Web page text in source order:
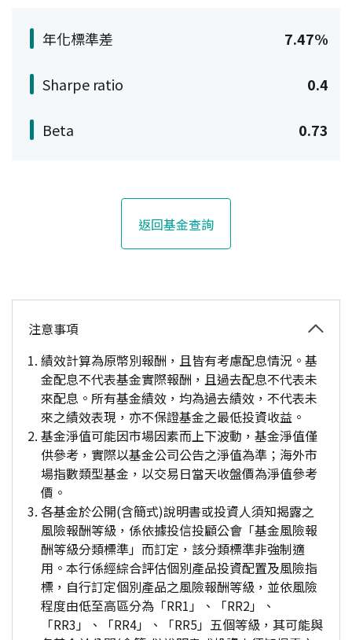
年化標準差 7.47%
Sharpe ratio 0.4
Beta 0.73
返回基金查詢
注意事項
績效計算為原幣別報酬，且皆有考慮配息情況。基
金配息不代表基金實際報酬，且過去配息不代表未
來配息。所有基金績效，均為過去績效，不代表未
來之績效表現，亦不保證基金之最低投資收益。
基金淨值可能因市場因素而上下波動，基金淨值僅
供參考，實際以基金公司公告之淨值為準；海外市
場指數類型基金，以交易日當天收盤價為淨值參考
價。
各基金於公開(含簡式)說明書或投資人須知揭露之
風險報酬等級，係依據投信投顧公會「基金風險報
酬等級分類標準」而訂定，該分類標準非強制適
用。本行係經綜合評估個別產品投資配置及風險指
標，自行訂定個別產品之風險報酬等級，並依風險
程度由低至高區分為「RR1」、「RR2」、
「RR3」、「RR4」、「RR5」五個等級，其可能與